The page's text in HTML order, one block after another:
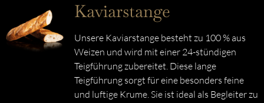
Kaviarstange
Unsere Kaviarstange besteht zu 100 % aus
Weizen und wird mit einer 24-stündigen
Teigführung zubereitet. Diese lange
Teigführung sorgt für eine besonders feine
und luftige Krume. Sie ist ideal als Begleiter zu